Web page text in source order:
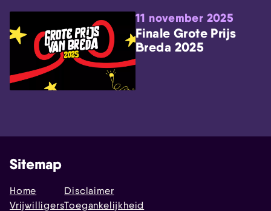
11 november 2025
Finale Grote Prijs
Breda 2025
Sitemap
Home
Vrijwilligers
Disclaimer
Toegankelijkheid